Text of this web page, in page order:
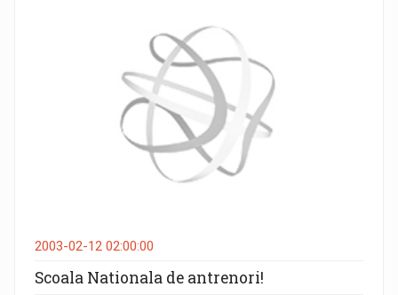
2003-02-12 02:00:00
Scoala Nationala de antrenori!